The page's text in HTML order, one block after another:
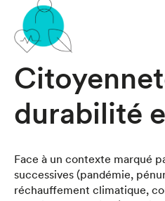
durabilité
Face à un contexte marqué
successives (pandémie,
réchauffement climatique,